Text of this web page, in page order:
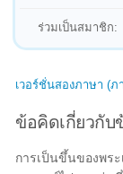
ร่วมเป็นสมาชิก:
เวอร์ชั่นสองภาษา (ภ
ข้อคิดเกี่ยวกั
การเป็นขึ้นของพร